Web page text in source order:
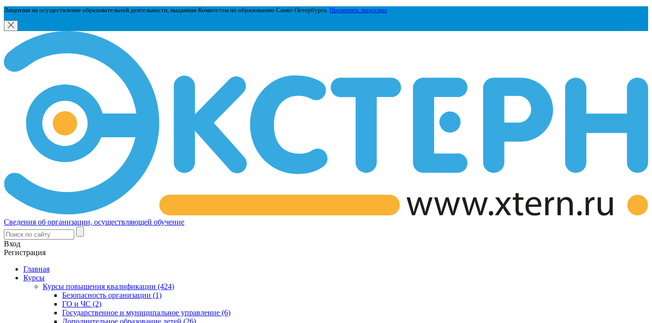
Лицензия на осуществление образовательной деятельности, выданная Комитетом по образованию Санкт-Петербурга. Проверить лицензию
Сведения об организации, осуществляющей обучение
Вход
Регистрация
Главная
Курсы
Курсы повышения квалификации (424)
Безопасность организации (1)
ГО и ЧС (2)
Государственное и муниципальное управление (6)